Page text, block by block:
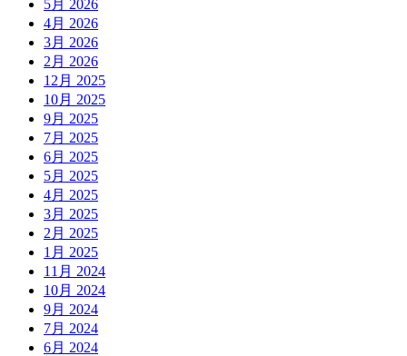
5月 2026
4月 2026
3月 2026
2月 2026
12月 2025
10月 2025
9月 2025
7月 2025
6月 2025
5月 2025
4月 2025
3月 2025
2月 2025
1月 2025
11月 2024
10月 2024
9月 2024
7月 2024
6月 2024